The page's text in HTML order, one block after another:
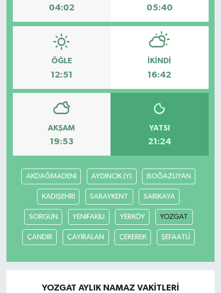
04:02 05:40
ÖĞLE
12:51
İKINDI
16:42
AKŞAM
19:53
YATSI
21:24
AKDAĞMADENİ AYDINCIK (Y) BOĞAZLIYAN
KADIŞEHRİ SARAYKENT SARIKAYA
SORGUN YENİFAKILI YERKÖY YOZGAT
ÇANDIR ÇAYIRALAN ÇEKEREK ŞEFAATLİ
YOZGAT AYLIK NAMAZ VAKITLERI